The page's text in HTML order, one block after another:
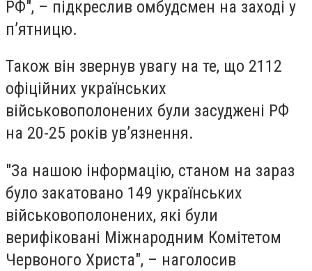
РФ", – підкреслив омбудсмен на заході у
п’ятницю.
Також він звернув увагу на те, що 2112
офіційних українських
військовополонених були засуджені РФ
на 20-25 років ув’язнення.
"За нашою інформацію, станом на зараз
було закатовано 149 українських
військовополонених, які були
верифіковані Міжнародним Комітетом
Червоного Христа", – наголосив